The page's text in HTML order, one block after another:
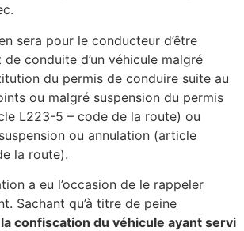
sera pour le conducteur d’être
conduite d’un véhicule malgré
du permis de conduire suite au
ou malgré suspension du permis
L223-5 – code de la route) ou
ou annulation (article
la route).
a eu l’occasion de le rappeler
Sachant qu’à titre de peine
la confiscation du véhicule ayant servi